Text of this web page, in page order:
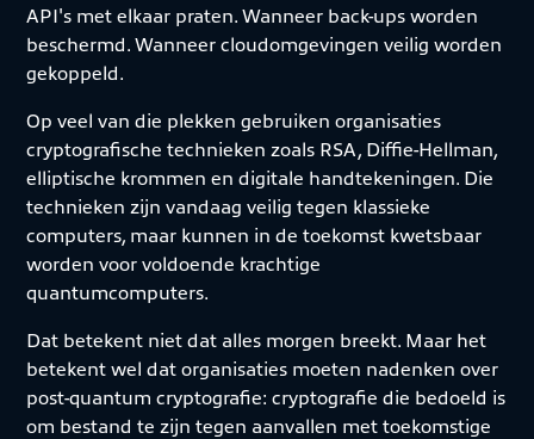
API's met elkaar praten. Wanneer back-ups worden
beschermd. Wanneer cloudomgevingen veilig worden
gekoppeld.
Op veel van die plekken gebruiken organisaties
cryptografische technieken zoals RSA, Diffie-Hellman,
elliptische krommen en digitale handtekeningen. Die
technieken zijn vandaag veilig tegen klassieke
computers, maar kunnen in de toekomst kwetsbaar
worden voor voldoende krachtige
quantumcomputers.
Dat betekent niet dat alles morgen breekt. Maar het
betekent wel dat organisaties moeten nadenken over
post-quantum cryptografie: cryptografie die bedoeld is
om bestand te zijn tegen aanvallen met toekomstige